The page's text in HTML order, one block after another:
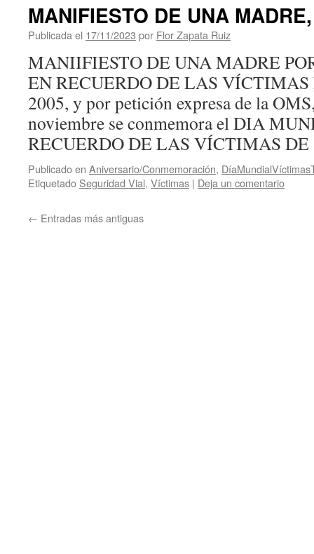
MANIFIESTO DE UNA
Publicada el 17/11/2023 por Flor Zapata Ruiz
MANIIFIESTO DE UNA MADRE
EN RECUERDO DE LAS VÍCTIMAS
2005, y por petición expresa de la
noviembre se conmemora el DIA
RECUERDO DE LAS VÍCTIMAS
Publicado en Aniversario/Conmemoración,
Etiquetado Seguridad Vial, Víctimas | Deja un comentario
← Entradas más antiguas